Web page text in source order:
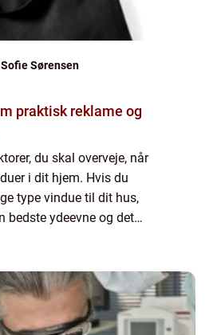
Sofie Sørensen
praktisk reklame og
du skal overveje, når
i dit hjem. Hvis du
type vindue til dit hus,
bedste ydeevne og det